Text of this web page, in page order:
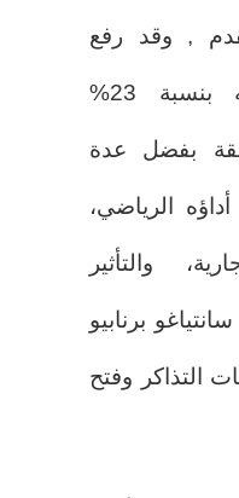
, وقد رفع
النادي الملكي قيمته بنسبة 23%
بفضل عدة
الرياضي،
والتأثير
برنابيو
التذاكر وفتح